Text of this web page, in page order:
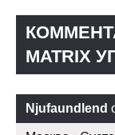
MATRIX
Njufaundlend